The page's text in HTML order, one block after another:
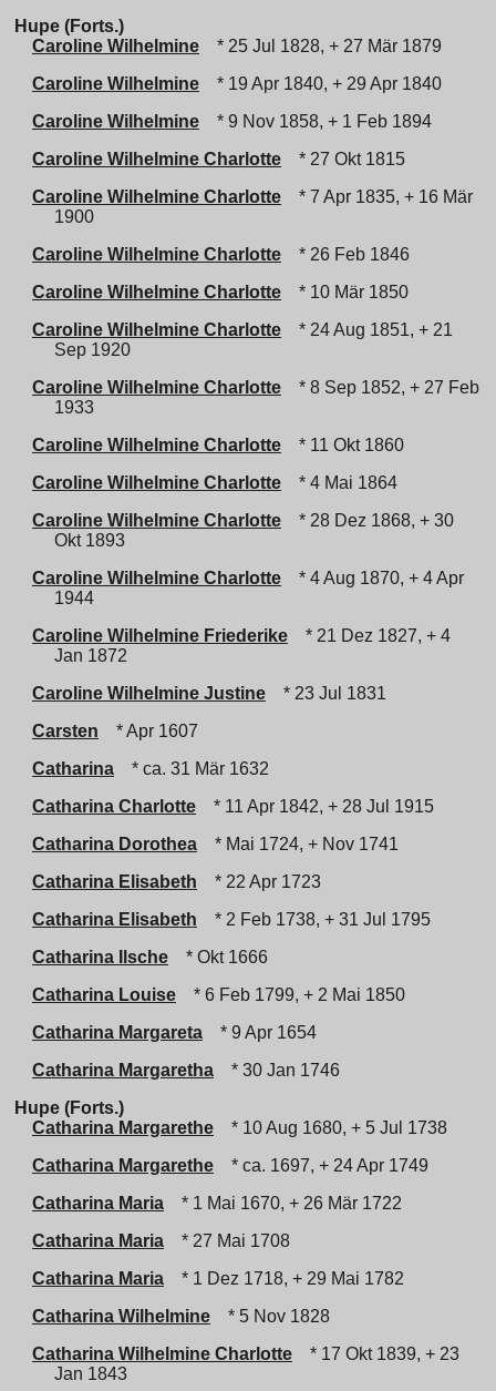
Hupe (Forts.)
Caroline Wilhelmine
* 25 Jul 1828, + 27 Mär 1879
Caroline Wilhelmine
* 19 Apr 1840, + 29 Apr 1840
Caroline Wilhelmine
* 9 Nov 1858, + 1 Feb 1894
Caroline Wilhelmine Charlotte
* 27 Okt 1815
Caroline Wilhelmine Charlotte
* 7 Apr 1835, + 16 Mär
1900
Caroline Wilhelmine Charlotte
* 26 Feb 1846
Caroline Wilhelmine Charlotte
* 10 Mär 1850
Caroline Wilhelmine Charlotte
* 24 Aug 1851, + 21
Sep 1920
Caroline Wilhelmine Charlotte
* 8 Sep 1852, + 27 Feb
1933
Caroline Wilhelmine Charlotte
* 11 Okt 1860
Caroline Wilhelmine Charlotte
* 4 Mai 1864
Caroline Wilhelmine Charlotte
* 28 Dez 1868, + 30
Okt 1893
Caroline Wilhelmine Charlotte
* 4 Aug 1870, + 4 Apr
1944
Caroline Wilhelmine Friederike
* 21 Dez 1827, + 4
Jan 1872
Caroline Wilhelmine Justine
* 23 Jul 1831
Carsten
* Apr 1607
Catharina
* ca. 31 Mär 1632
Catharina Charlotte
* 11 Apr 1842, + 28 Jul 1915
Catharina Dorothea
* Mai 1724, + Nov 1741
Catharina Elisabeth
* 22 Apr 1723
Catharina Elisabeth
* 2 Feb 1738, + 31 Jul 1795
Catharina Ilsche
* Okt 1666
Catharina Louise
* 6 Feb 1799, + 2 Mai 1850
Catharina Margareta
* 9 Apr 1654
Catharina Margaretha
* 30 Jan 1746
Hupe (Forts.)
Catharina Margarethe
* 10 Aug 1680, + 5 Jul 1738
Catharina Margarethe
* ca. 1697, + 24 Apr 1749
Catharina Maria
* 1 Mai 1670, + 26 Mär 1722
Catharina Maria
* 27 Mai 1708
Catharina Maria
* 1 Dez 1718, + 29 Mai 1782
Catharina Wilhelmine
* 5 Nov 1828
Catharina Wilhelmine Charlotte
* 17 Okt 1839, + 23
Jan 1843